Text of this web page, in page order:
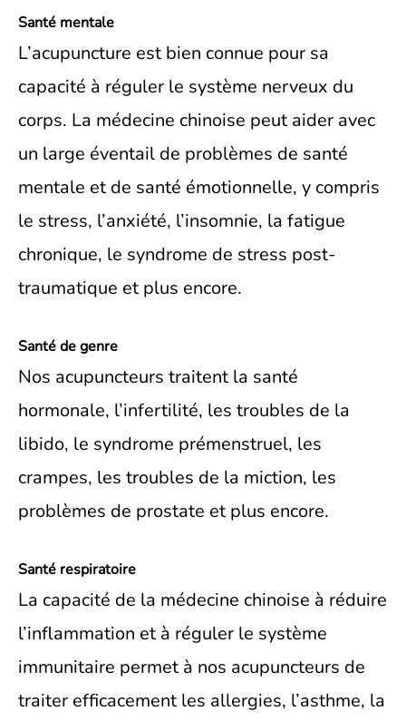
Santé mentale
L’acupuncture est bien connue pour sa
capacité à réguler le système nerveux du
corps. La médecine chinoise peut aider avec
un large éventail de problèmes de santé
mentale et de santé émotionnelle, y compris
le stress, l’anxiété, l’insomnie, la fatigue
chronique, le syndrome de stress post-
traumatique et plus encore.
Santé de genre
Nos acupuncteurs traitent la santé
hormonale, l’infertilité, les troubles de la
libido, le syndrome prémenstruel, les
crampes, les troubles de la miction, les
problèmes de prostate et plus encore.
Santé respiratoire
La capacité de la médecine chinoise à réduire
l’inflammation et à réguler le système
immunitaire permet à nos acupuncteurs de
traiter efficacement les allergies, l’asthme, la